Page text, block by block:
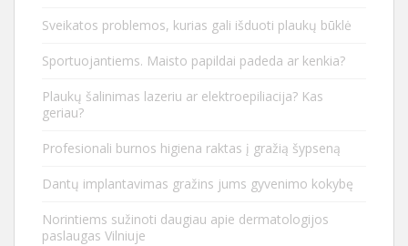
Sveikatos problemos, kurias gali išduoti plaukų būklė
Sportuojantiems. Maisto papildai padeda ar kenkia?
Plaukų šalinimas lazeriu ar elektroepiliacija? Kas
geriau?
Profesionali burnos higiena raktas į gražią šypseną
Dantų implantavimas gražins jums gyvenimo kokybę
Norintiems sužinoti daugiau apie dermatologijos
paslaugas Vilniuje